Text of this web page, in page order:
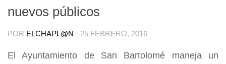
nuevos públicos
POR ELCHAPL@N · 25 FEBRERO, 2016
El Ayuntamiento de San Bartolomé maneja un